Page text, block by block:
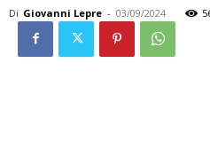
Di Giovanni Lepre - 03/09/2024